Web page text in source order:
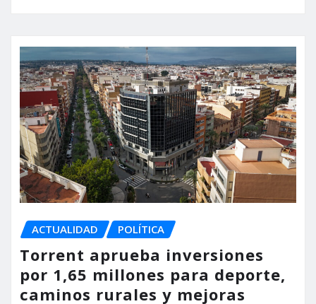
ACTUALIDAD POLÍTICA
Torrent aprueba inversiones
por 1,65 millones para deporte,
caminos rurales y mejoras